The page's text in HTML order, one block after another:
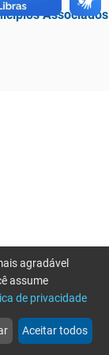
Associados
more_horiz
Mais
agradável
assume
de privacidade
Aceitar todos